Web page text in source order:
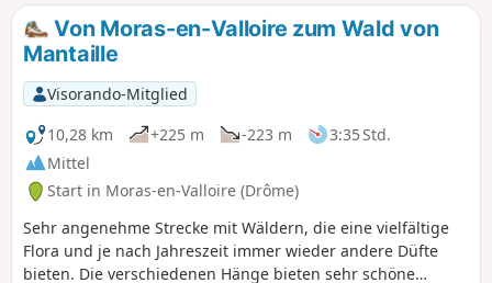
Von Moras-en-Valloire zum Wald von
Mantaille
Visorando-Mitglied
10,28 km
+225 m -223 m
3:35 Std.
Mittel
Start in Moras-en-Valloire (Drôme)
Sehr angenehme Strecke mit Wäldern, die eine vielfältige
Flora und je nach Jahreszeit immer wieder andere Düfte
bieten. Die verschiedenen Hänge bieten sehr schöne